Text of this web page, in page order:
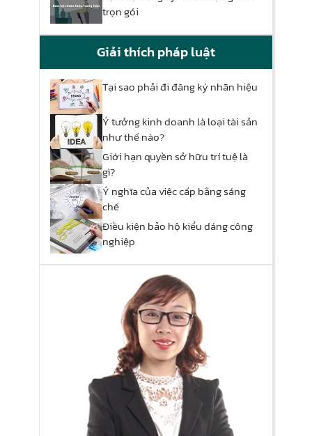
trọn gói
Giải thích pháp luật
Tại sao phải đi đăng ký nhãn hiệu
Ý tưởng kinh doanh là loại tài sản
như thế nào?
Giới hạn quyền sở hữu trí tuệ là
gì?
Ý nghĩa của việc cấp bằng sáng
chế
Điều kiện bảo hộ kiểu dáng công
nghiệp